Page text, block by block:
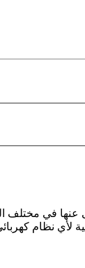
عنها في مختلف